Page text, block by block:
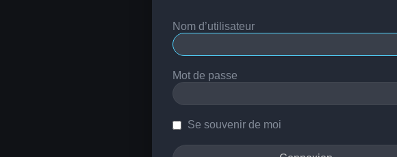
Nom d’utilisateur
Mot de passe
Se souvenir de moi